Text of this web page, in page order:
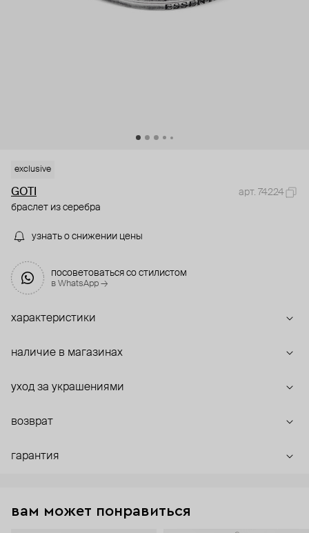
exclusive
GOTI
арт. 74224
браслет из серебра
узнать о снижении цены
посоветоваться со стилистом
в WhatsApp →
характеристики
наличие в магазинах
уход за украшениями
возврат
гарантия
вам может понравиться